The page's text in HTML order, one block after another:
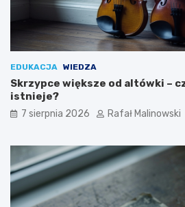
EDUKACJA WIEDZA
Skrzypce większe od altówki –
istnieje?
7 sierpnia 2026 Rafał Malinowski